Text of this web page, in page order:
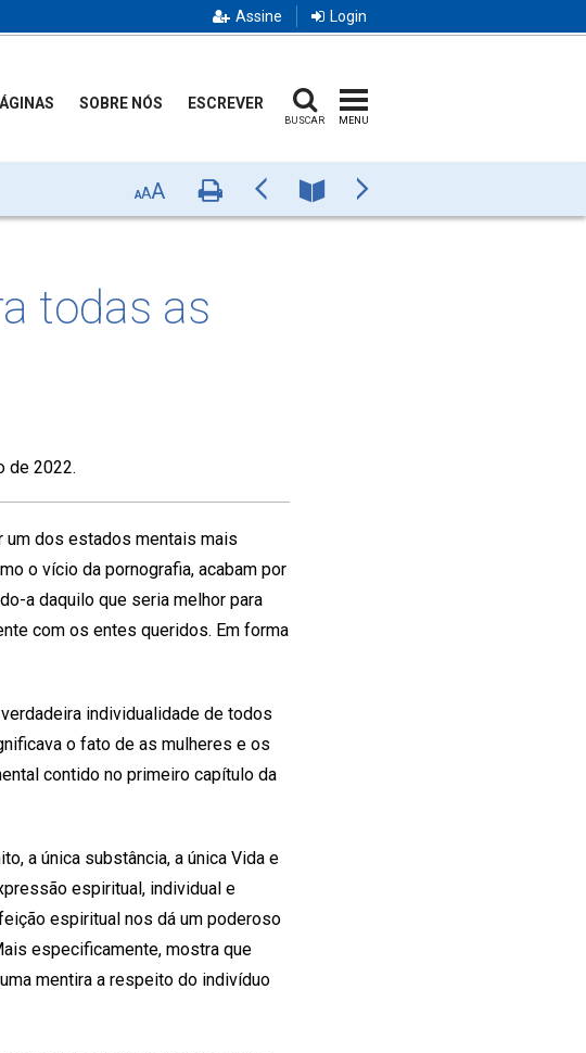
Assine Login
SOBRE NÓS ESCREVER
BUSCAR MENU
AAA ImprimirAnterior NúmeroPróximo
todas as
de 2022.
um dos estados mentais mais
o vício da pornografia, acabam por
a daquilo que seria melhor para
com os entes queridos. Em forma
individualidade de todos
o fato de as mulheres e os
contido no primeiro capítulo da
a única substância, a única Vida e
espiritual, individual e
espiritual nos dá um poderoso
especificamente, mostra que
mentira a respeito do indivíduo